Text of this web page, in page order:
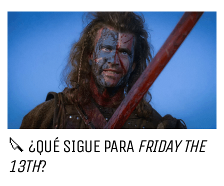
🔪 ¿QUÉ SIGUE PARA FRIDAY THE
13TH?